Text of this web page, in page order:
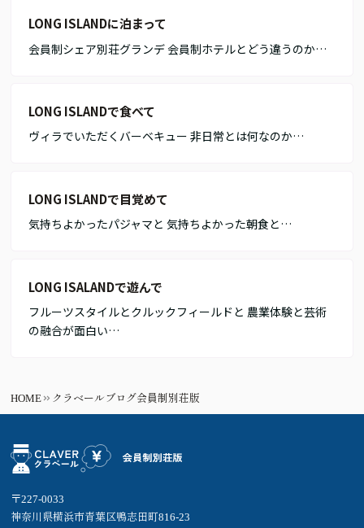
LONG ISLANDに泊まって
会員制シェア別荘グランデ 会員制ホテルとどう違うのか…
LONG ISLANDで食べて
ヴィラでいただくバーベキュー 非日常とは何なのか…
LONG ISLANDで目覚めて
気持ちよかったパジャマと 気持ちよかった朝食と…
LONG ISALANDで遊んで
フルーツスタイルとクルックフィールドと 農業体験と芸術
の融合が面白い…
HOME クラベールブログ会員制別荘版
〒227-0033
神奈川県横浜市青葉区鴨志田町816-23